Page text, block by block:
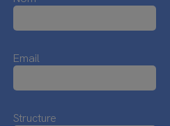
Email
Structure